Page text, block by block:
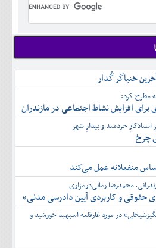
خنیاگر گُدار
مطرح کرد:
برای افزایش نشاط اجتماعی در مازندران
استادکارِ خردمند و بیدارِ شهر
چرخ
منفعلانه عمل می‌کند
محمدرضا زمانی‌درمزاری
حقوقی و کاربردی آیین دادرسی مدنی»
در مورد غارقلعه اسپهبد خورشید و